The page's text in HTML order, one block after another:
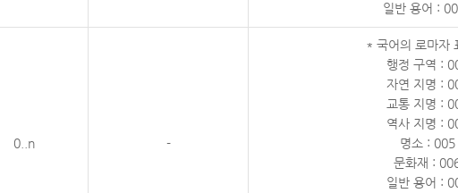
일반 용어 :
0..n -
* 국어의 로마자
행정 구역 :
자연 지명 :
교통 지명 :
역사 지명 :
명소 : 005
문화재 :
일반 용어 :